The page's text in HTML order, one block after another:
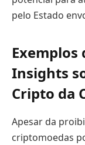
pelo Estado
Exemplos
Insights
Cripto da
Apesar da
criptomoedas